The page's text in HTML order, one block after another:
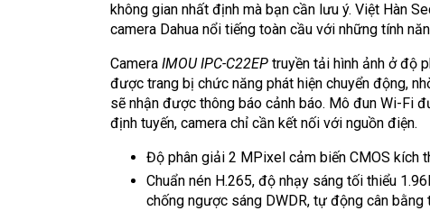
không gian nhất định mà bạn cần lưu ý. Việt Hàn
camera Dahua nổi tiếng toàn cầu với những tính
Camera IMOU IPC-C22EP truyền tải hình ảnh ở độ
được trang bị chức năng phát hiện chuyển động,
sẽ nhận được thông báo cảnh báo. Mô đun Wi-Fi
định tuyến, camera chỉ cần kết nối với nguồn điện.
Độ phân giải 2 MPixel cảm biến CMOS
Chuẩn nén H.265, độ nhạy sáng tối thiểu
chống ngược sáng DWDR, tự động cân